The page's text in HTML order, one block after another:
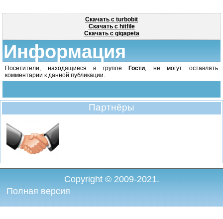
Скачать с turbobit
Скачать с hitfile
Скачать с gigapeta
Информация
Посетители, находящиеся в группе Гости, не могут оставлять
комментарии к данной публикации.
Партнёры
Copyright © 2009-2021.
Полная версия